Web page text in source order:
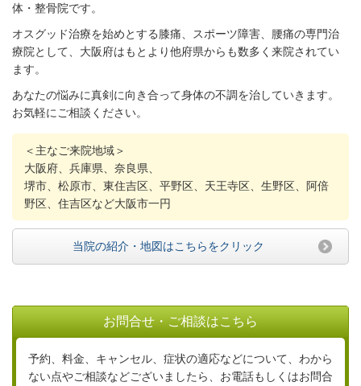
体・整骨院です。
オスグッド治療を始めとする膝痛、スポーツ障害、腰痛の専門治
療院として、大阪府はもとより他府県からも数多く来院されてい
ます。
あなたの悩みに真剣に向き合って身体の不調を治していきます。
お気軽にご相談ください。
＜主なご来院地域＞
大阪府、兵庫県、奈良県、
堺市、松原市、東住吉区、平野区、天王寺区、生野区、阿倍
野区、住吉区など大阪市一円
当院の紹介・地図はこちらをクリック
お問合せ・ご相談はこちら
予約、料金、キャンセル、症状の適応などについて、わから
ない点やご相談などございましたら、お電話もしくはお問合